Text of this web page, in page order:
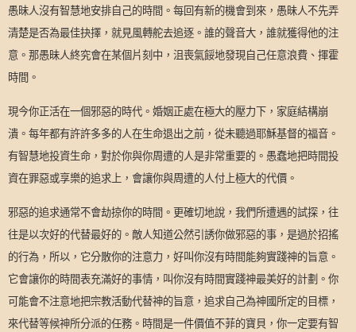
愚昧人沒有智慧地安排自己的時間。每回有新的機會到來，愚昧人不先弄
清楚是否為最佳抉擇，就見風轉舵去追逐。誰的聲音大，誰就獲得他的注
意。那愚昧人終究會在某個片刻中，沮喪氣餒地發現自己任意浪費、揮霍
時間。
現今你正活在一個邪惡的時代。婚姻正處在極大的壓力下，家庭結構崩
潰。每年都有許許多多的人在生命退出之前，從未聽過耶穌基督的福音。
有智慧地投資生命，對於你與你周遭的人是非常重要的。愚蠢地把時間投
資在罪惡或享樂的追求上，會讓你與周遭的人付上極大的代價。
邪惡的追求通常不會劫掠你的時間。更確切地說，我們所遭遇的試探，往
往是以次好的代替最好的。敵人知道公然引誘你做邪惡的事，是過於招搖
的行為，所以，它分散你的注意力，好叫你沒有時間能夠實踐神的旨意。
它會讓你的時間表充滿好的事情，叫你沒有時間實踐神最美好的計劃。你
可能會不注意地把宗教活動代替神的旨意，追求自己為神國所定的目標，
來代替等候神所分派的任務。時間是一件價值不菲的寶貝，你一定要有智